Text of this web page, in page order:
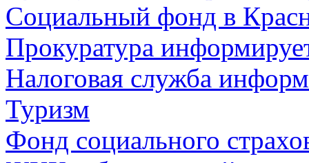
Социальный фонд в
Прокуратура
Налоговая служба
Туризм
Фонд социального